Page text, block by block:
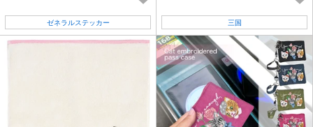
ゼネラルステッカー 三国